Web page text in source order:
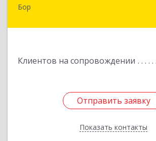
Бор
Клиентов на сопровождении
Отправить заявку
Показать контакты
606440, Нижегородская обл, Бор
Отправить заявку
Назад